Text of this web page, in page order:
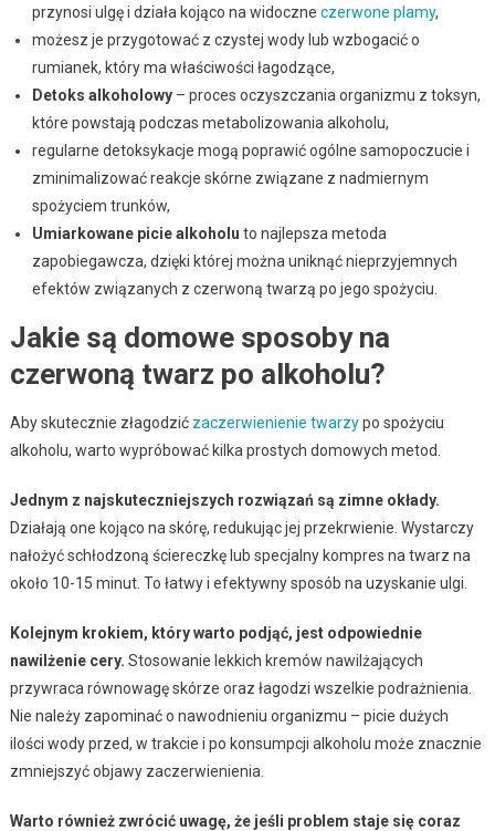
przynosi ulgę i działa kojąco na widoczne czerwone plamy,
możesz je przygotować z czystej wody lub wzbogacić o
rumianek, który ma właściwości łagodzące,
Detoks alkoholowy– proces oczyszczania organizmu z toksyn,
które powstają podczas metabolizowania alkoholu,
regularne detoksykacje mogą poprawić ogólne samopoczucie i
zminimalizować reakcje skórne związane z nadmiernym
spożyciem trunków,
Umiarkowane picie alkoholu to najlepsza metoda
zapobiegawcza, dzięki której można uniknąć nieprzyjemnych
efektów związanych z czerwoną twarzą po jego spożyciu.
Jakie są domowe sposoby na
czerwoną twarz po alkoholu?
Aby skutecznie złagodzić zaczerwienienie twarzypo spożyciu
alkoholu, warto wypróbować kilka prostych domowych metod.
Jednym z najskuteczniejszych rozwiązań są zimne okłady.
Działają one kojąco na skórę, redukując jej przekrwienie. Wystarczy
nałożyć schłodzoną ściereczkę lub specjalny kompres na twarz na
około 10-15 minut. To łatwy i efektywny sposób na uzyskanie ulgi.
Kolejnym krokiem, który warto podjąć, jest odpowiednie
nawilżenie cery. Stosowanie lekkich kremów nawilżających
przywraca równowagę skórze oraz łagodzi wszelkie podrażnienia.
Nie należy zapominać o nawodnieniu organizmu – picie dużych
ilości wody przed, w trakcie i po konsumpcji alkoholu może znacznie
zmniejszyć objawy zaczerwienienia.
Warto również zwrócić uwagę, że jeśli problem staje się coraz